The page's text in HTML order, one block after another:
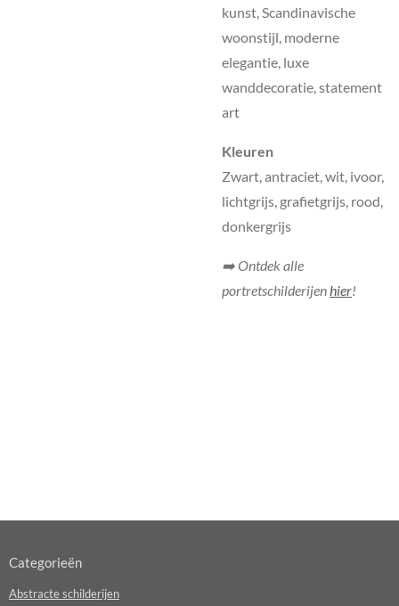
kunst, Scandinavische
woonstijl, moderne
elegantie, luxe
wanddecoratie, statement
art
Kleuren
Zwart, antraciet, wit, ivoor,
lichtgrijs, grafietgrijs, rood,
donkergrijs
➡️ Ontdek alle
portretschilderijenhier!
Categorieën
Abstracte schilderijen